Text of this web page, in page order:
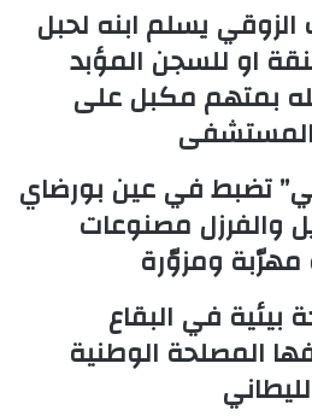
يسلم ابنه لحبل
او للسجن المؤبد
بمتهم مكبل على
المستشفى
تضبط في عين بورضاي
والفرزل مصنوعات
مهرّبة ومزوّرة
بيئية في البقاع
المصلحة الوطنية